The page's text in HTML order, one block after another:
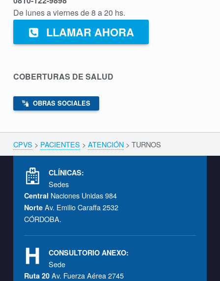
R
S
De lunes a viernes de 8 a 20 hs.
LLAMAR AHORA
COBERTURAS DE SALUD
OBRAS SOCIALES
Breadcrumbs navigation
CPVS > PACIENTES > ATENCIÓN> TURNOS
CLÍNICAS:
Sedes
Central Naciones Unidas 984
Norte Av. Emilio Caraffa 2532
CÓRDOBA.
CONSULTORIO ANEXO:
Sede
Ruta 20Av. Fuerza Aérea 2745